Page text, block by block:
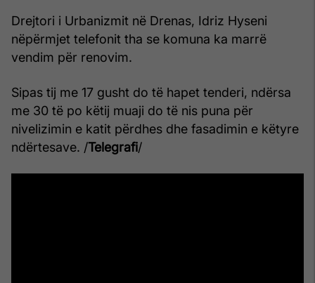
Drejtori i Urbanizmit në Drenas, Idriz Hyseni
nëpërmjet telefonit tha se komuna ka marrë
vendim për renovim.
Sipas tij me 17 gusht do të hapet tenderi, ndërsa
me 30 të po këtij muaji do të nis puna për
nivelizimin e katit përdhes dhe fasadimin e këtyre
ndërtesave. /Telegrafi/